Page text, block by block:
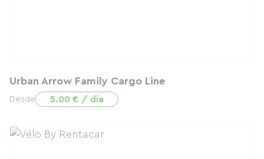
Urban Arrow Family Cargo Line
Desde 5.00 € / día